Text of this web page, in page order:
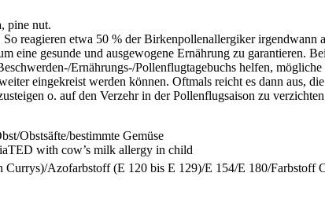
,pine nut.
reagieren etwa 50 % der Birkenpollenallergiker irgendwann
eine gesunde und ausgewogene Ernährung zu garantieren.
Ernährungs-/Pollenflugtagebuchs helfen,
eingekreist werden können. Oftmals reicht es dann aus,
o. auf den Verzehr in der Pollenflugsaison zu
Obstsäfte/bestimmte Gemüse
with cow’s milk allergy in child
Currys)/Azofarbstoff(E 120 bis E 129)/E 154/E 180/Farbstoff